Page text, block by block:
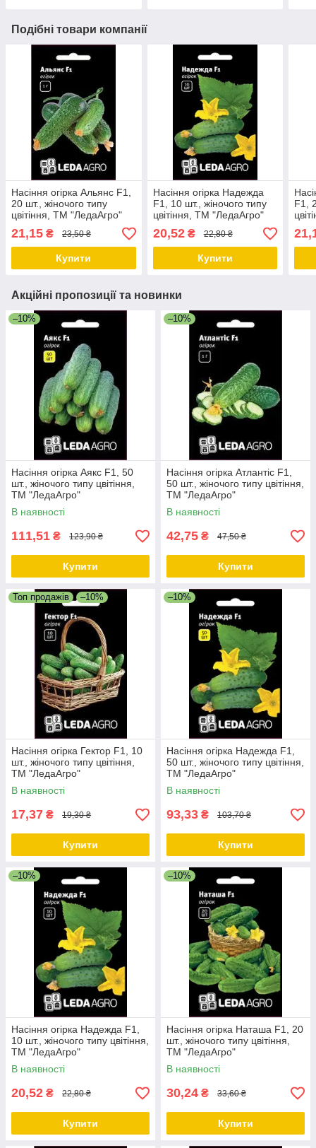
Подібні товари компанії
Насіння огірка Альянс F1,
20 шт., жіночого типу
цвітіння, ТМ "ЛедаАгро"
21,15 ₴ 23,50 ₴
Купити
Насіння огірка Надежда
F1, 10 шт., жіночого типу
цвітіння, ТМ "ЛедаАгро"
20,52₴ 22,80 ₴
Купити
F1,
Акційні пропозиції та новинки
–10%
Насіння огірка Аякс F1, 50
шт., жіночого типу цвітіння,
ТМ "ЛедаАгро"
В наявності
111,51 ₴ 123,90 ₴
Купити
–10%
Насіння огірка Атлантіс F1,
50 шт., жіночого типу цвітіння,
ТМ "ЛедаАгро"
В наявності
42,75 ₴ 47,50 ₴
Купити
Топ продажів –10%
Насіння огірка Гектор F1, 10
шт., жіночого типу цвітіння,
ТМ "ЛедаАгро"
В наявності
17,37 ₴ 19,30 ₴
Купити
–10%
Насіння огірка Надежда F1,
50 шт., жіночого типу цвітіння,
ТМ "ЛедаАгро"
В наявності
93,33 ₴ 103,70 ₴
Купити
–10%
Насіння огірка Надежда F1,
10 шт., жіночого типу цвітіння,
ТМ "ЛедаАгро"
В наявності
20,52 ₴ 22,80 ₴
Купити
–10%
Насіння огірка Наташа F1, 20
шт., жіночого типу цвітіння,
ТМ "ЛедаАгро"
В наявності
30,24 ₴ 33,60 ₴
Купити